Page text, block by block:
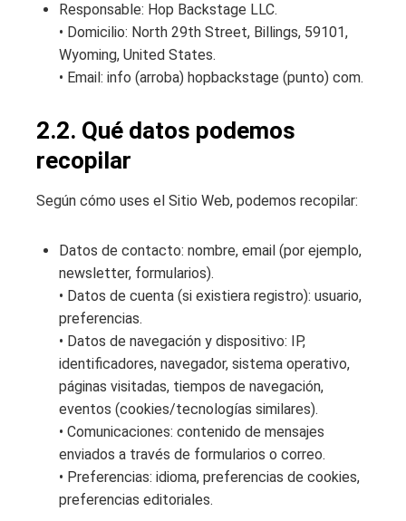
Responsable: Hop Backstage LLC.
• Domicilio: North 29th Street, Billings, 59101,
Wyoming, United States.
• Email: info (arroba) hopbackstage (punto) com.
2.2. Qué datos podemos
recopilar
Según cómo uses el Sitio Web, podemos recopilar:
Datos de contacto: nombre, email (por ejemplo,
newsletter, formularios).
• Datos de cuenta (si existiera registro): usuario,
preferencias.
• Datos de navegación y dispositivo: IP,
identificadores, navegador, sistema operativo,
páginas visitadas, tiempos de navegación,
eventos (cookies/tecnologías similares).
• Comunicaciones: contenido de mensajes
enviados a través de formularios o correo.
• Preferencias: idioma, preferencias de cookies,
preferencias editoriales.